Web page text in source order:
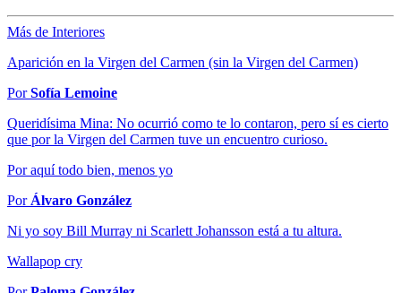
Más de Interiores
Aparición en la Virgen del Carmen (sin la Virgen del Carmen)
PorSofía Lemoine
Queridísima Mina: No ocurrió como te lo contaron, pero sí es cierto
que por la Virgen del Carmen tuve un encuentro curioso.
Por aquí todo bien, menos yo
Por Álvaro González
Ni yo soy Bill Murray ni Scarlett Johansson está a tu altura.
Wallapop cry